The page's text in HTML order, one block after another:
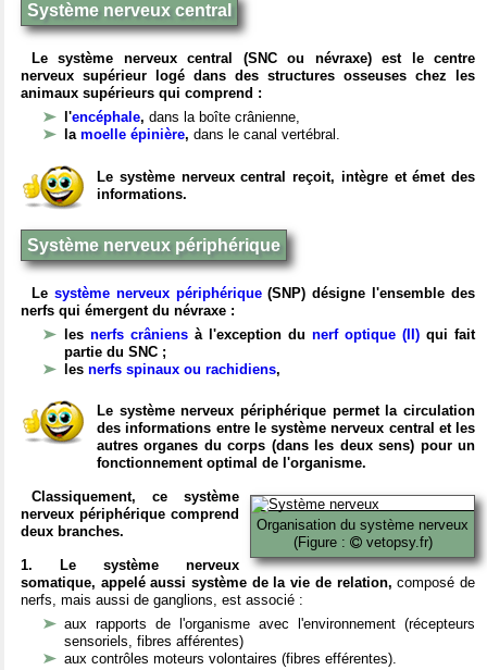
Système nerveux central
Le système nerveux central (SNC ou névraxe) est le centre
nerveux supérieur logé dans des structures osseuses chez les
animaux supérieurs qui comprend :
l'encéphale, dans la boîte crânienne,
la moelle épinière, dans le canal vertébral.
Le système nerveux central reçoit, intègre et émet des
informations.
Système nerveux périphérique
Le système nerveux périphérique(SNP) désigne l'ensemble des
nerfs qui émergent du névraxe :
les nerfs crâniens à l'exception du nerf optique (II) qui fait
partie du SNC ;
les nerfs spinaux ou rachidiens,
Le système nerveux périphérique permet la circulation
des informations entre le système nerveux central et les
autres organes du corps (dans les deux sens) pour un
fonctionnement optimal de l'organisme.
Organisation du système nerveux
(Figure :
vetopsy.fr)
Classiquement, ce système
nerveux périphérique comprend
deux branches.
1. Le système nerveux
somatique, appelé aussi système de la vie de relation, composé de
nerfs, mais aussi de ganglions, est associé :
aux rapports de l'organisme avec l'environnement (récepteurs
sensoriels, fibres afférentes)
aux contrôles moteurs volontaires (fibres efférentes).